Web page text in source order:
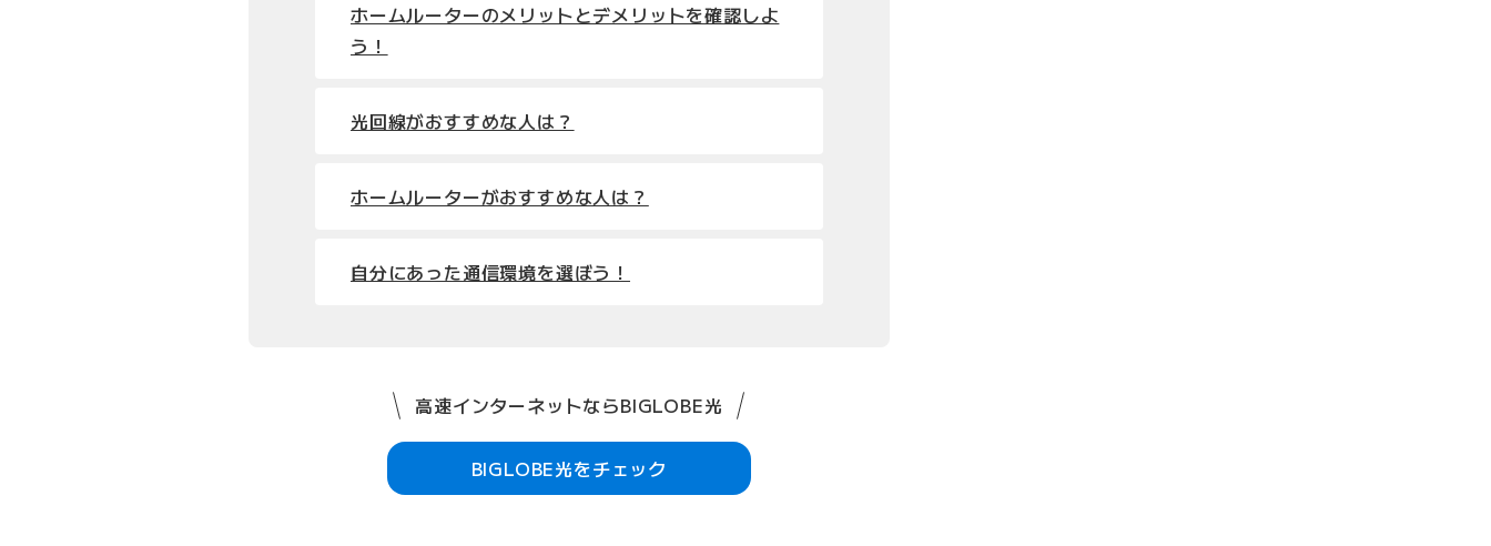
ホームルーターのメリットとデメリットを確認しよ
う！
光回線がおすすめな人は？
ホームルーターがおすすめな人は？
自分にあった通信環境を選ぼう！
高速インターネットならBIGLOBE光
BIGLOBE光をチェック